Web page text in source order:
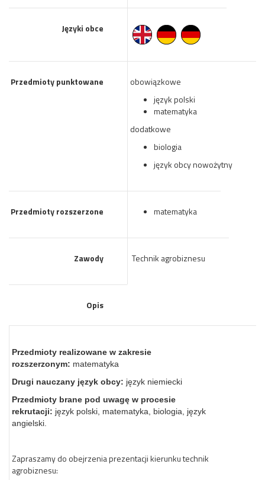
Języki obce
Przedmioty punktowane
obowiązkowe
język polski
matematyka
dodatkowe
biologia
język obcy nowożytny
Przedmioty rozszerzone matematyka
Zawody Technik agrobiznesu
Opis
Przedmioty realizowane w zakresie
rozszerzonym: matematyka
Drugi nauczany język obcy: język niemiecki
Przedmioty brane pod uwagę w procesie
rekrutacji: język polski, matematyka, biologia, język
angielski.
Zapraszamy do obejrzenia prezentacji kierunku technik
agrobiznesu: